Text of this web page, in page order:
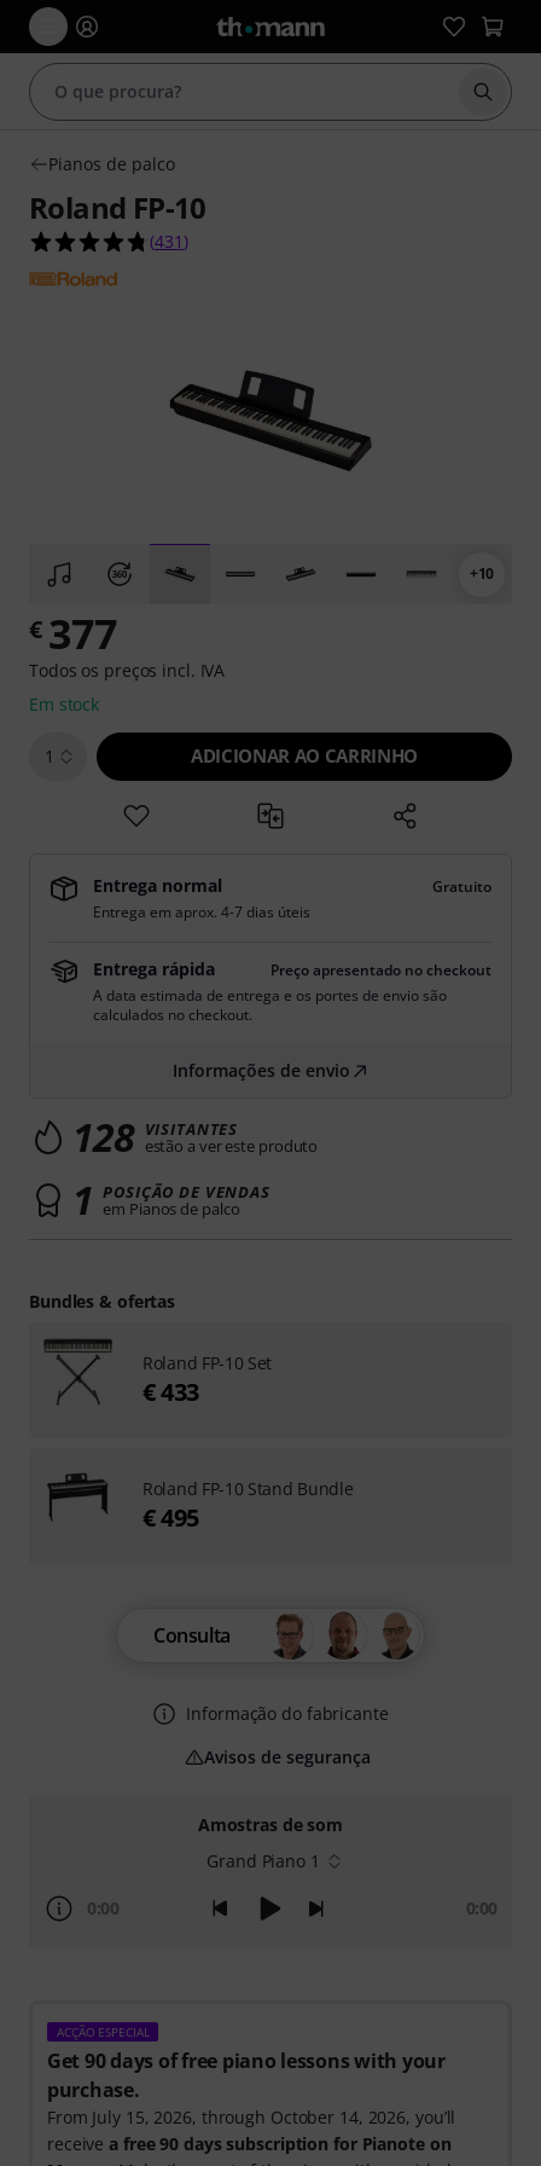
Iniciar
Pianos de palco
Roland FP-10
4.8 de 5 estrelas de 431 avaliações de clientes
(431 )
+10
Amostras de som
Grand Piano 1
0:00 0:00
ACÇÃO ESPECIAL
Get 90 days of free piano lessons with your
purchase.
From July 15, 2026, through October 14, 2026, you’ll
receivea free 90 days subscription for Pianote on
€ 377
Todos os preços incl. IVA
Em stock
1 ADICIONAR AO CARRINHO
Entrega normal
Gratuito
Entrega em aprox. 4-7 dias úteis
Entrega rápida
Preço apresentado no checkout
A data estimada de entrega e os portes de envio são
calculados no checkout.
Informações de envio
128 VISITANTES
estão a ver este produto
1 POSIÇÃO DE VENDAS
em Pianos de palco
Consulta
Informação do fabricante
Avisos de segurança
Bundles & ofertas
Roland FP-10 Set
€ 433
Roland FP-10 Stand Bundle
€ 495